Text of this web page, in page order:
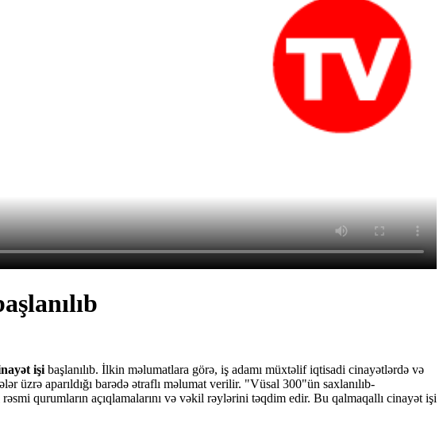
işi başlanılıb. İlkin məlumatlara görə, iş adamı müxtəlif iqtisadi cinayətlərdə və
üzrə aparıldığı barədə ətraflı məlumat verilir. "Vüsal 300"ün saxlanılıb-
qurumların açıqlamalarını və vəkil rəylərini təqdim edir. Bu qalmaqallı cinayət işi